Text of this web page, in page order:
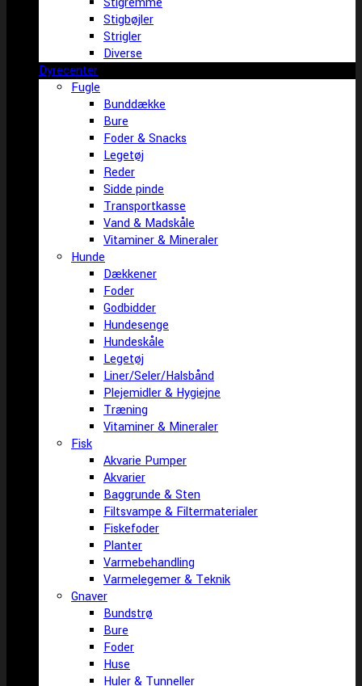
Stigbøjler
Strigler
Diverse
Dyrecenter
Fugle
Bunddække
Bure
Foder & Snacks
Legetøj
Reder
Sidde pinde
Transportkasse
Vand & Madskåle
Vitaminer & Mineraler
Hunde
Dækkener
Foder
Godbidder
Hundesenge
Hundeskåle
Legetøj
Liner/Seler/Halsbånd
Plejemidler & Hygiejne
Træning
Vitaminer & Mineraler
Fisk
Akvarie Pumper
Akvarier
Baggrunde & Sten
Filtsvampe & Filtermaterialer
Fiskefoder
Planter
Varmebehandling
Varmelegemer & Teknik
Gnaver
Bundstrø
Bure
Foder
Huse
Huler & Tunneller